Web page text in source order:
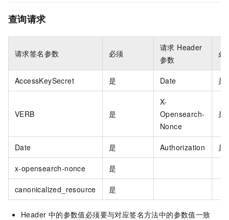
查询请求
请求签名参数 必须
请求 Header
参数
必
AccessKeySecret 是 Date 是
VERB 是
X-
Opensearch-
Nonce
是
Date 是 Authorization 是
x-opensearch-nonce 是
canonicalized_resource 是
Header 中的参数值必须要与对应签名方法中的参数值一致